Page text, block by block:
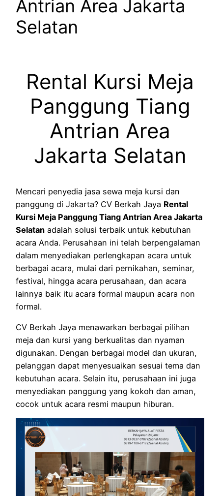
Antrian Area Jakarta
Selatan
Rental Kursi Meja
Panggung Tiang
Antrian Area
Jakarta Selatan
Mencari penyedia jasa sewa meja kursi dan
panggung di Jakarta? CV Berkah Jaya Rental
Kursi Meja Panggung Tiang Antrian Area Jakarta
Selatan adalah solusi terbaik untuk kebutuhan
acara Anda. Perusahaan ini telah berpengalaman
dalam menyediakan perlengkapan acara untuk
berbagai acara, mulai dari pernikahan, seminar,
festival, hingga acara perusahaan, dan acara
lainnya baik itu acara formal maupun acara non
formal.
CV Berkah Jaya menawarkan berbagai pilihan
meja dan kursi yang berkualitas dan nyaman
digunakan. Dengan berbagai model dan ukuran,
pelanggan dapat menyesuaikan sesuai tema dan
kebutuhan acara. Selain itu, perusahaan ini juga
menyediakan panggung yang kokoh dan aman,
cocok untuk acara resmi maupun hiburan.